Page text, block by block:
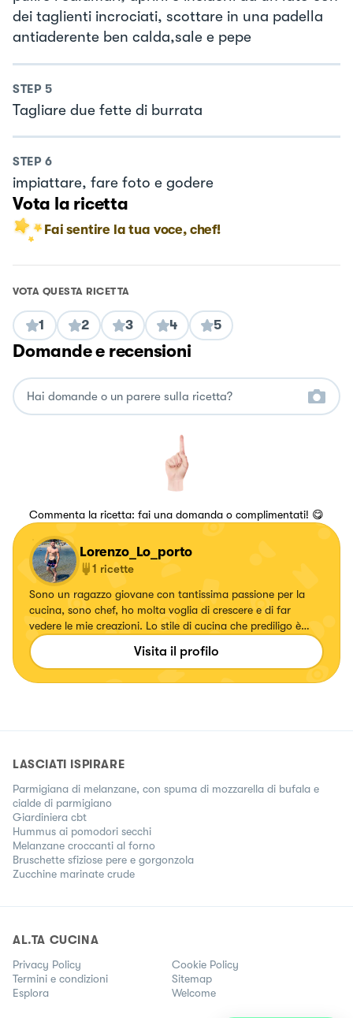
dei taglienti incrociati, scottare in una padella
antiaderente ben calda,sale e pepe
STEP 5
Tagliare due fette di burrata
STEP 6
impiattare, fare foto e godere
Vota la ricetta
Fai sentire la tua voce, chef!
VOTA QUESTA RICETTA
1 2 3 4 5
Domande e recensioni
Commenta la ricetta: fai una domanda o complimentati! 😋
Lorenzo_Lo_porto
1 ricette
Sono un ragazzo giovane con tantissima passione per la
cucina, sono chef, ho molta voglia di crescere e di far
vedere le mie creazioni. Lo stile di cucina che prediligo è
quello innovativo, gourmet, cucina classica rivisitata. A
parer mio con la bocca si mangia alla fine, l’occhio viene
Visita il profilo
LASCIATI ISPIRARE
Parmigiana di melanzane, con spuma di mozzarella di bufala e
cialde di parmigiano
Giardiniera cbt
Hummus ai pomodori secchi
Melanzane croccanti al forno
Bruschette sfiziose pere e gorgonzola
Zucchine marinate crude
AL.TA CUCINA
Privacy Policy
Cookie Policy
Termini e condizioni
Sitemap
Esplora
Welcome